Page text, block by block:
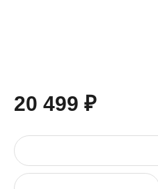
20 499 ₽